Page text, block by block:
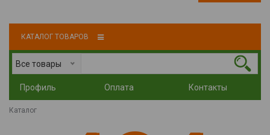
КАТАЛОГ ТОВАРОВ
Все товары
Профиль Оплата Контакты
Каталог